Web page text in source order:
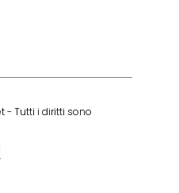
- Tutti i diritti sono